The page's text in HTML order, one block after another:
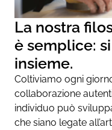
La nostra
è semplice:
insieme.
Coltiviamo ogni
collaborazione
individuo può
che siano legate